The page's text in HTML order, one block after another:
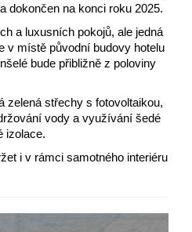
dokončen na konci roku 2025.
a luxusních pokojů, ale jedná
v místě původní budovy hotelu
bude přibližně z poloviny
zelená střechy s fotovoltaikou,
vody a využívání šedé
izolace.
i v rámci samotného interiéru